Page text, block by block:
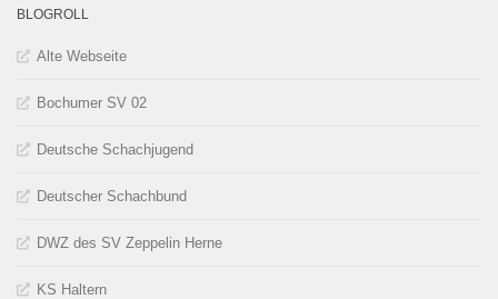
BLOGROLL
Alte Webseite
Bochumer SV 02
Deutsche Schachjugend
Deutscher Schachbund
DWZ des SV Zeppelin Herne
KS Haltern